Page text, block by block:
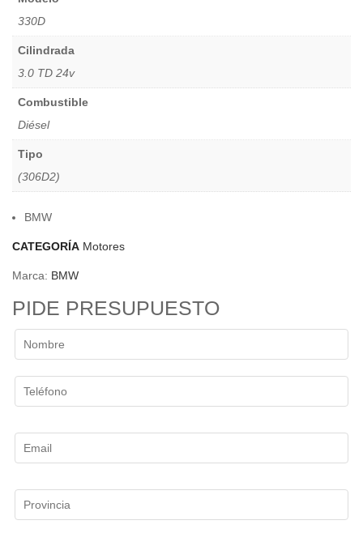
330D
Cilindrada
3.0 TD 24v
Combustible
Diésel
Tipo
(306D2)
BMW
CATEGORÍA Motores
Marca: BMW
PIDE PRESUPUESTO